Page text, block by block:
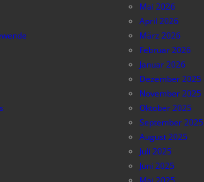
Mai 2026
April 2026
März 2026
Februar 2026
Januar 2026
Dezember 2025
November 2025
Oktober 2025
September 2025
August 2025
Juli 2025
Juni 2025